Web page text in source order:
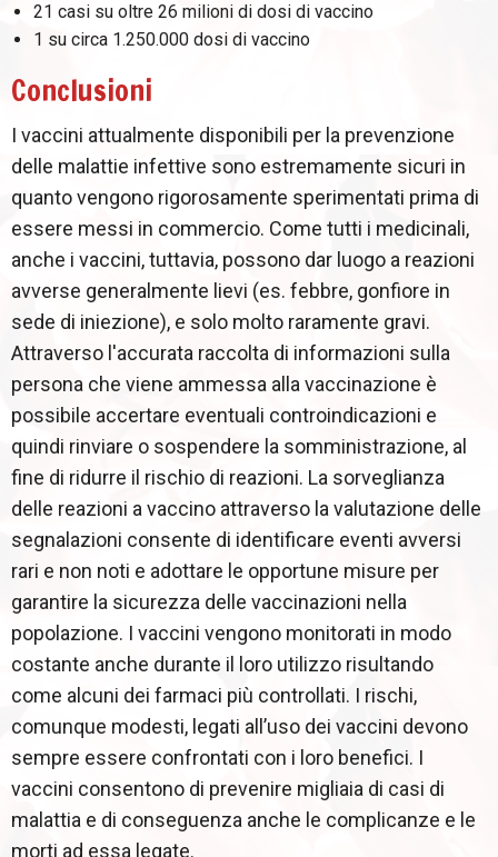
21 casi su oltre 26 milioni di dosi di vaccino
1 su circa 1.250.000 dosi di vaccino
Conclusioni
I vaccini attualmente disponibili per la prevenzione
delle malattie infettive sono estremamente sicuri in
quanto vengono rigorosamente sperimentati prima di
essere messi in commercio. Come tutti i medicinali,
anche i vaccini, tuttavia, possono dar luogo a reazioni
avverse generalmente lievi (es. febbre, gonfiore in
sede di iniezione), e solo molto raramente gravi.
Attraverso l'accurata raccolta di informazioni sulla
persona che viene ammessa alla vaccinazione è
possibile accertare eventuali controindicazioni e
quindi rinviare o sospendere la somministrazione, al
fine di ridurre il rischio di reazioni. La sorveglianza
delle reazioni a vaccino attraverso la valutazione delle
segnalazioni consente di identificare eventi avversi
rari e non noti e adottare le opportune misure per
garantire la sicurezza delle vaccinazioni nella
popolazione. I vaccini vengono monitorati in modo
costante anche durante il loro utilizzo risultando
come alcuni dei farmaci più controllati. I rischi,
comunque modesti, legati all’uso dei vaccini devono
sempre essere confrontati con i loro benefici. I
vaccini consentono di prevenire migliaia di casi di
malattia e di conseguenza anche le complicanze e le
morti ad essa legate.